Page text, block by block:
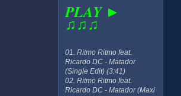
PLAY ►
♫♫♫
01. Ritmo Ritmo feat.
Ricardo DC - Matador
(Single Edit) (3:41)
02. Ritmo Ritmo feat.
Ricardo DC - Matador (Maxi